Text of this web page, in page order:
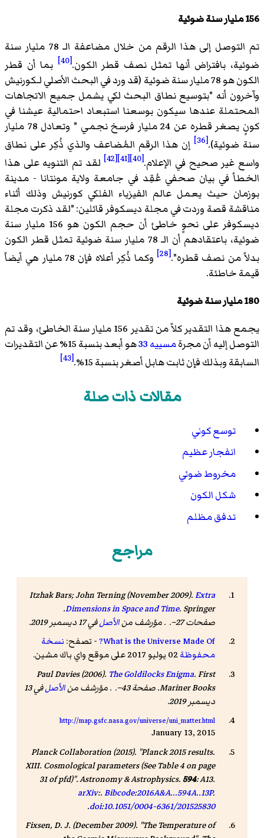
156 مليار سنة ضوئية
تم التوصل إلى هذا الرقم من خلال مضاعفة الـ 78 مليار سنة
ضوئية، بافتراض أنها تمثل نصف قطر الكون.[40]
بما أن قطر
الكون هو 78 مليار سنة ضوئية (قد ورد في البحث الأصلي لـكورنيش
وآخرون أنه "بتوسيع نطاق البحث لكي يشمل جميع الاتجاهات
المحتملة عندها سيكون بوسعنا استبعاد احتمالية عيشنا في
كونٍ يصغر قطره عن 24 مليار فرسخ نجمي " وتعادل 78 مليار
سنة ضوئية).[36]
إن هذا الرقم المُضاعف والذي ذُكِر على نطاق
واسع غير صحيح في الإعلام.[40]
[41]
[42]
لقد تم التنويه على هذا
الخطأ في بيان صحفي عُقِد في جامعة ولاية مونتانا - مدينة
بوزمان حيث يعمل عالم الفيزياء الفلكي كورنيش وذلك أثناء
مناقشة قصة وردت في مجلة ديسكوفر قائلين: "لقد ذكرت مجلة
ديسكوفر على نحوٍ خاطئ أن حجم الكون هو 156 مليار سنة
ضوئية، باعتقادهم أن الـ 78 مليار سنة ضوئية تمثل قطر الكون
بدلاً من نصف قطره".[28]
وكما ذُكِر أعلاه فإن 78 مليار هي أيضاً
قيمة خاطئة.
180 مليار سنة ضوئية
يجمع هذا التقدير كلاً من تقدير 156 مليار سنة الخاطئ، وقد تم
التوصل إليه أن مجرةمسييه 33
هو أبعد بنسبة 15% عن التقديرات
السابقة وبذلك فإن ثابت هابل أصغر بنسبة 15%.
[43]
مقالات ذات صلة
توسع كوني
انفجار عظيم
مخروط ضوئي
شكل الكون
تدفق مظلم
مراجع
Itzhak Bars; John Terning (November 2009).Extra
Dimensions in Space and Time
. Springer.
صفحات 27–. . مؤرشف من
الأصلفي 17 ديسمبر 2019
.
What is the Universe Made Of? - تصفح: نسخة
محفوظة
Paul Davies (2006). The Goldilocks Enigma. First
Mariner Books. صفحة 43–. . مؤرشف من
الأصل
في 13
ديسمبر 2019
.
http://map.gsfc.nasa.gov/universe/uni_matter.html
January 13, 2015
Planck Collaboration (2015). "Planck 2015 results.
XIII. Cosmological parameters (See Table 4 on page
31 of pfd)".Astronomy & Astrophysics. 594: A13.
arXiv:.Bibcode:2016A&A...594A..13P.
doi:10.1051/0004-6361/201525830
.
Fixsen, D. J. (December 2009). "The Temperature of